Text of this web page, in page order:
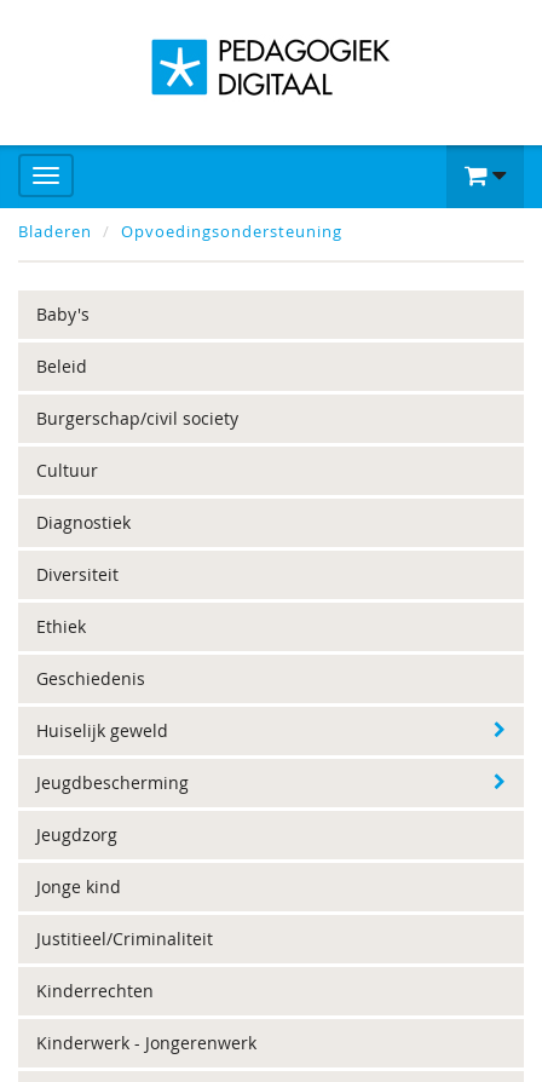
Bladeren Opvoedingsondersteuning
Baby's
Beleid
Burgerschap/civil society
Cultuur
Diagnostiek
Diversiteit
Ethiek
Geschiedenis
Huiselijk geweld
Jeugdbescherming
Jeugdzorg
Jonge kind
Justitieel/Criminaliteit
Kinderrechten
Kinderwerk - Jongerenwerk